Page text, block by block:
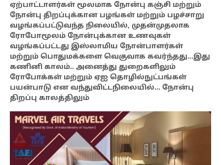
ஏற்பாட்டாளர்கள் மூலமாக நோன்பு கஞ்சி மற்றும்
நோன்பு திறப்புக்கான பழங்கள் மற்றும் பழச்சாறு
வழங்கப்பட்டுவந்த நிலையில், முதன்முதலாக
ரோபோமூலம் நோன்புக்கான உணவுகள்
வழங்கப்பட்டது இஸ்லாமிய நோன்பாளர்கள்
மற்றும் பொதுமக்களை வெகுவாக கவர்ந்தது…இது
கணினி காலம்.. அனைத்து துறைகளிலும்
ரோபோக்கள் மற்றும் ஏஐ தொழில்நுட்பங்கள்
பயன்பாடு என வந்துவிட்டநிலையில்… நோன்பு
திறப்பு காலத்திலும்